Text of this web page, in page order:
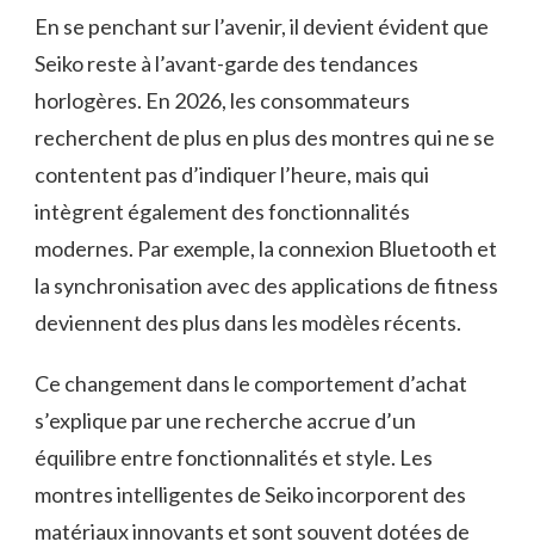
En se penchant sur l’avenir, il devient évident que
Seiko reste à l’avant-garde des tendances
horlogères. En 2026, les consommateurs
recherchent de plus en plus des montres qui ne se
contentent pas d’indiquer l’heure, mais qui
intègrent également des fonctionnalités
modernes. Par exemple, la connexion Bluetooth et
la synchronisation avec des applications de fitness
deviennent des plus dans les modèles récents.
Ce changement dans le comportement d’achat
s’explique par une recherche accrue d’un
équilibre entre fonctionnalités et style. Les
montres intelligentes de Seiko incorporent des
matériaux innovants et sont souvent dotées de